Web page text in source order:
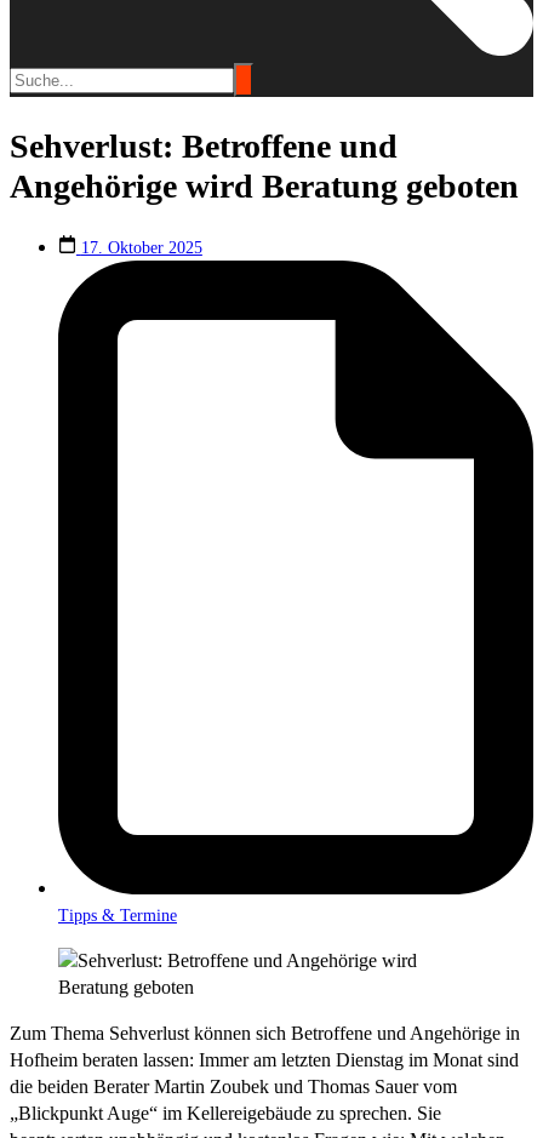
Sehverlust: Betroffene und
Angehörige wird Beratung geboten
17. Oktober 2025
Tipps & Termine
Zum Thema Sehverlust können sich Betroffene und Angehörige in
Hofheim beraten lassen: Immer am letzten Dienstag im Monat sind
die beiden Berater Martin Zoubek und Thomas Sauer vom
„Blickpunkt Auge“ im Kellereigebäude zu sprechen. Sie